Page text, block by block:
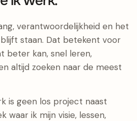
verantwoordelijkheid en het
staan. Dat betekent voor
beter kan, snel leren,
altijd zoeken naar de meest
is geen los project naast
waar ik mijn visie, lessen,